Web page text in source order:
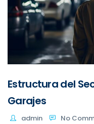
Estructura del
Garajes
admin No